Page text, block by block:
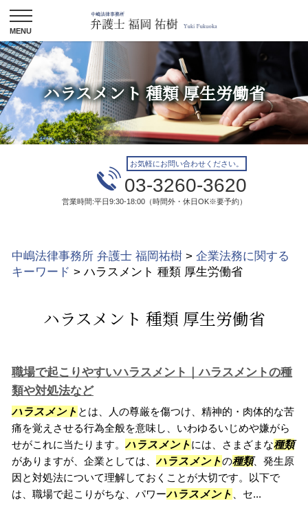
ハラスメント 種類 厚生労働省
お気軽にお問い合わせください。
03-3260-3620
営業時間:平日9:30-18:00（時間外・休日OK※要予約）
中嶋法律事務所 弁護士 福岡祐樹 > 企業法務に関する
キーワード > ハラスメント 種類 厚生労働省
ハラスメント 種類 厚生労働省
職場で起こりやすいハラスメント｜ハラスメントの種
類や対処法など
ハラスメント とは、人の尊厳を傷つけ、精神的・肉体的な苦
痛を覚えさせる行為全般を意味し、いわゆるいじめや嫌がら
せがこれに当たります。 ハラスメントには、さまざまな種類
がありますが、企業としては、 ハラスメントの種類、発生原
因と対処法について理解しておくことが大切です。以下で
は、職場で起こりがちな、パワーハラスメント 、セ...